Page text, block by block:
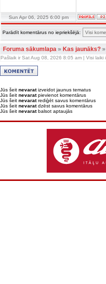
Sun Apr 06, 2025 6:00 pm
Parādīt komentārus no iepriekšējā:
Foruma sākumlapa»Kas jaunāks?
Pašlaik ir Sat Aug 08, 2026 8:05 am | Visi laiki
Jūs šeit nevaratizveidot jaunus tematus
Jūs šeit nevaratpievienot komentārus
Jūs šeit nevaratrediģēt savus komentārus
Jūs šeit nevaratdzēst savus komentārus
Jūs šeit nevaratbalsot aptaujās